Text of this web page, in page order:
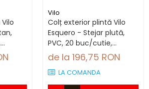
Vilo
Colț exterior plintă Vilo
Esquero - Stejar plută,
PVC, 20 buc/cutie,
compatibil plintă 66.6
de la 196,75 RON
LA COMANDA